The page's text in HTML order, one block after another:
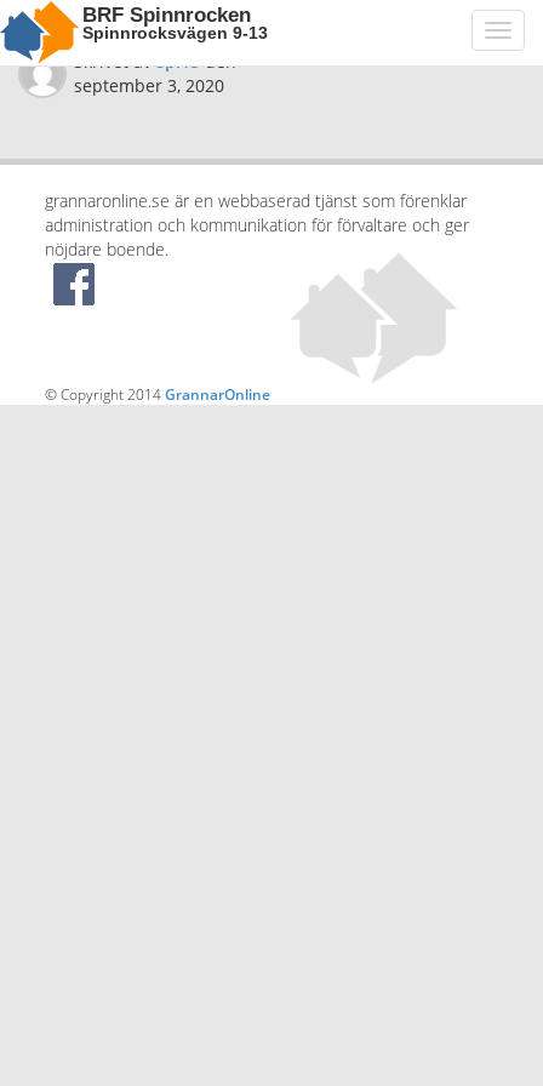
BRF Spinnrocken
Spinnrocksvägen 9-13
Skrivet avspi15den
september 3, 2020
grannaronline.se är en webbaserad tjänst som förenklar
administration och kommunikation för förvaltare och ger
nöjdare boende.
© Copyright 2014GrannarOnline